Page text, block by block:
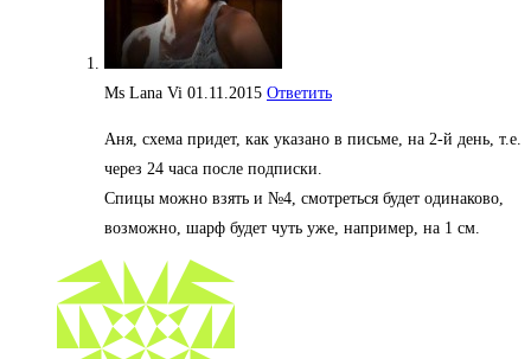
Ms Lana Vi 01.11.2015 Ответить
Аня, схема придет, как указано в письме, на 2-й день, т.е.
через 24 часа после подписки.
Спицы можно взять и №4, смотреться будет одинаково,
возможно, шарф будет чуть уже, например, на 1 см.